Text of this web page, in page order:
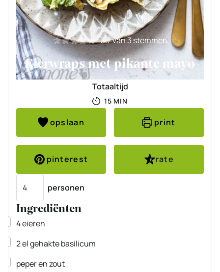
3.7van3stemmen
Eierwraps met pikante mayo
Totaaltijd
15MINUTEN
MIN
opslaan print
pinterest
rate
personen
Ingrediënten
▢
4eieren
▢
2elgehakte basilicum
▢
peper en zout